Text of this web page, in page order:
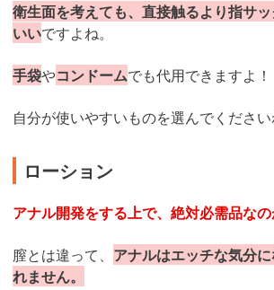
衛生面を考えても、直接触るより指サ
いいですよね。
手袋やコンドームでも代用できますよ！
自分が使いやすいものを選んでください
ローション
アナル開発をする上で、絶対必需品なの
膣とは違って、 アナルはエッチな気分
れません。